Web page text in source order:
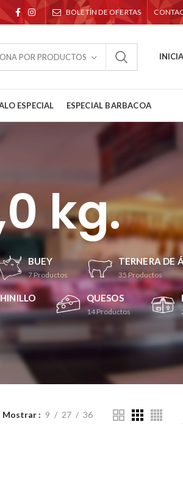
BOLETÍN DE OFERTAS
POR PRODUCTOS
ESPECIAL ESPECIAL BARBACOA
kg.
BUEY
7Productos
TERNERA DE
35Productos
QUESOS
14Productos
Mostrar 9 27 36